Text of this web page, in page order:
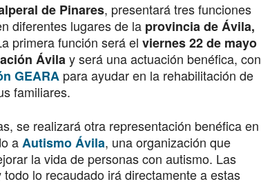
de Pinares, presentará tres funciones
diferentes lugares de la provincia de Ávila,
primera función será el viernes 22 de mayo
Ávilay será una actuación benéfica, con
GEARA para ayudar en la rehabilitación de
familiares.
se realizará otra representación benéfica en
aAutismo Ávila, una organización que
la vida de personas con autismo. Las
lo recaudado irá directamente a estas